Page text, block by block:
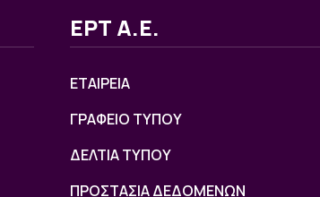
ΕΡΤ Α.Ε.
ΕΤΑΙΡΕΙΑ
ΓΡΑΦΕΙΟ ΤΥΠΟΥ
ΔΕΛΤΙΑ ΤΥΠΟΥ
ΠΡΟΣΤΑΣΙΑ ΔΕΔΟΜΕΝΩΝ